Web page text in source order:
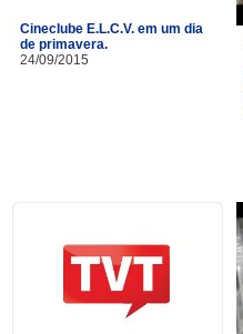
Cineclube E.L.C.V. em um dia
de primavera.
24/09/2015